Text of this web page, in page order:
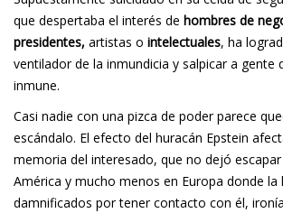
que despertaba el interés de hombres de
presidentes, artistas o intelectuales, ha
ventilador de la inmundicia y salpicar a gente
inmune.
Casi nadie con una pizca de poder parece
escándalo. El efecto del huracán Epstein
memoria del interesado, que no dejó
América y mucho menos en Europa donde la
damnificados por tener contacto con él,